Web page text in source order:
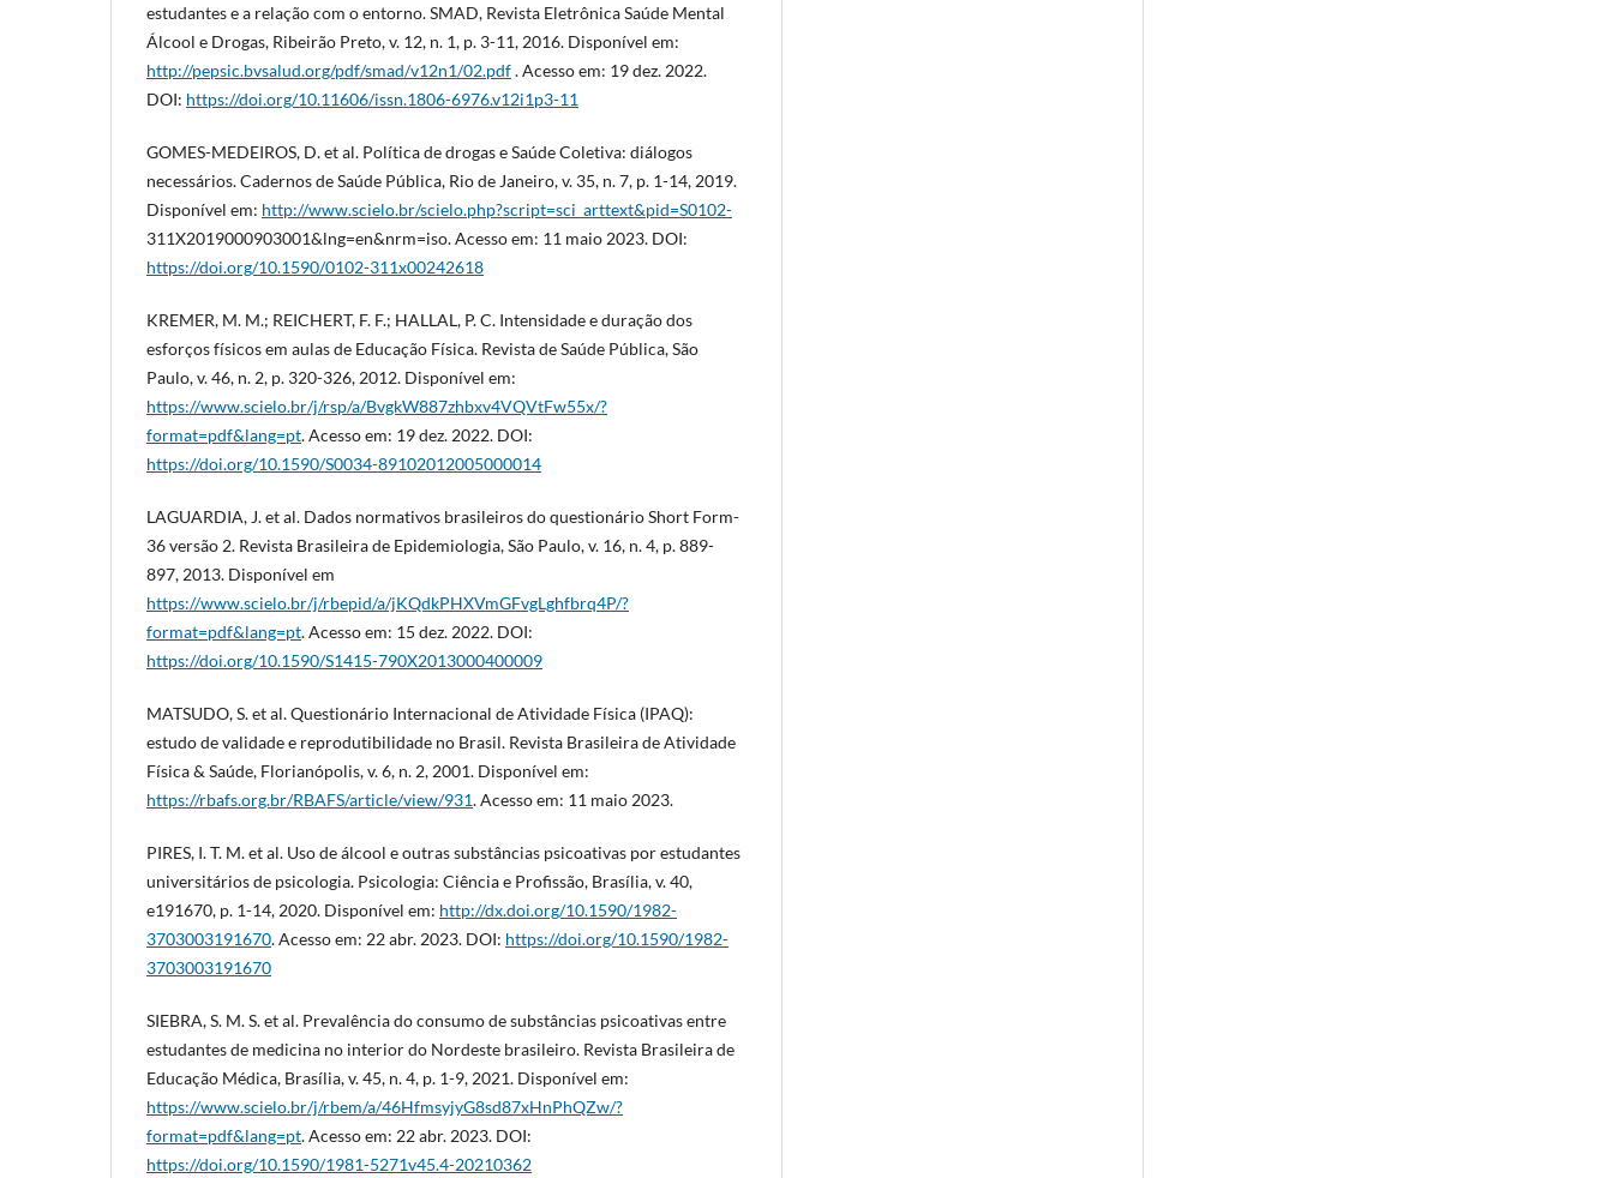
estudantes e a relação com o entorno. SMAD, Revista Eletrônica Saúde Mental
Álcool e Drogas, Ribeirão Preto, v. 12, n. 1, p. 3-11, 2016. Disponível em:
http://pepsic.bvsalud.org/pdf/smad/v12n1/02.pdf. Acesso em: 19 dez. 2022.
DOI: https://doi.org/10.11606/issn.1806-6976.v12i1p3-11
GOMES-MEDEIROS, D. et al. Política de drogas e Saúde Coletiva: diálogos
necessários. Cadernos de Saúde Pública, Rio de Janeiro, v. 35, n. 7, p. 1-14, 2019.
Disponível em: http://www.scielo.br/scielo.php?script=sci_arttext&pid=S0102-
311X2019000903001&lng=en&nrm=iso. Acesso em: 11 maio 2023. DOI:
https://doi.org/10.1590/0102-311x00242618
KREMER, M. M.; REICHERT, F. F.; HALLAL, P. C. Intensidade e duração dos
esforços físicos em aulas de Educação Física. Revista de Saúde Pública, São
Paulo, v. 46, n. 2, p. 320-326, 2012. Disponível em:
https://www.scielo.br/j/rsp/a/BvgkW887zhbxv4VQVtFw55x/?
format=pdf&lang=pt. Acesso em: 19 dez. 2022. DOI:
https://doi.org/10.1590/S0034-89102012005000014
LAGUARDIA, J. et al. Dados normativos brasileiros do questionário Short Form-
36 versão 2. Revista Brasileira de Epidemiologia, São Paulo, v. 16, n. 4, p. 889-
897, 2013. Disponível em
https://www.scielo.br/j/rbepid/a/jKQdkPHXVmGFvgLghfbrq4P/?
format=pdf&lang=pt. Acesso em: 15 dez. 2022. DOI:
https://doi.org/10.1590/S1415-790X2013000400009
MATSUDO, S. et al. Questionário Internacional de Atividade Física (IPAQ):
estudo de validade e reprodutibilidade no Brasil. Revista Brasileira de Atividade
Física & Saúde, Florianópolis, v. 6, n. 2, 2001. Disponível em:
https://rbafs.org.br/RBAFS/article/view/931. Acesso em: 11 maio 2023.
PIRES, I. T. M. et al. Uso de álcool e outras substâncias psicoativas por estudantes
universitários de psicologia. Psicologia: Ciência e Profissão, Brasília, v. 40,
e191670, p. 1-14, 2020. Disponível em: http://dx.doi.org/10.1590/1982-
3703003191670. Acesso em: 22 abr. 2023. DOI: https://doi.org/10.1590/1982-
3703003191670
SIEBRA, S. M. S. et al. Prevalência do consumo de substâncias psicoativas entre
estudantes de medicina no interior do Nordeste brasileiro. Revista Brasileira de
Educação Médica, Brasília, v. 45, n. 4, p. 1-9, 2021. Disponível em:
https://www.scielo.br/j/rbem/a/46HfmsyjyG8sd87xHnPhQZw/?
format=pdf&lang=pt. Acesso em: 22 abr. 2023. DOI:
https://doi.org/10.1590/1981-5271v45.4-20210362